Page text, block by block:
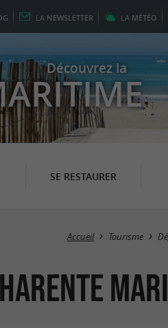
LA NEWSLETTER LA MÉTÉO
Découvrez la
SE RESTAURER
Accueil Tourisme